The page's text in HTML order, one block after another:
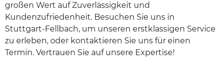
großen Wert auf Zuverlässigkeit und
Kundenzufriedenheit. Besuchen Sie uns in
Stuttgart-Fellbach, um unseren erstklassigen Service
zu erleben, oder kontaktieren Sie uns für einen
Termin. Vertrauen Sie auf unsere Expertise!